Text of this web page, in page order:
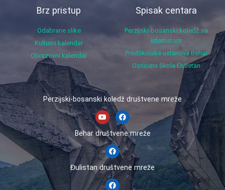
Brz pristup
Odabrane slike
Kulturni kalendar
Obrazovni kalendar
Spisak centara
Perzijski-bosanski koledž sa
internatom
Predškolska ustanova Behar
Osnovna škola Đulistan
Perzijski-bosanski koledž društvene mreže
Behar društvene mreže
Đulistan društvene mreže